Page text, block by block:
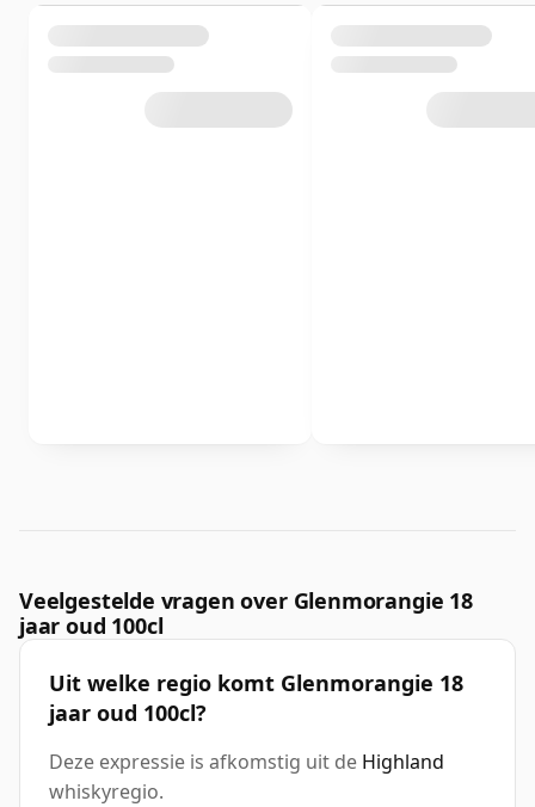
Veelgestelde vragen over Glenmorangie 18
jaar oud 100cl
Uit welke regio komt Glenmorangie 18
jaar oud 100cl?
Deze expressie is afkomstig uit de Highland
whiskyregio.